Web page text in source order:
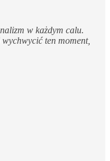
w każdym calu.
ten moment,